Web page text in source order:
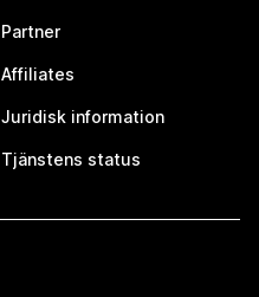
Partner
Affiliates
Juridisk information
Tjänstens status